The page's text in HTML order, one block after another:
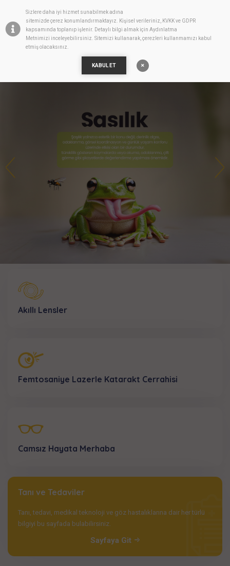
Sizlere daha iyi hizmet sunabilmek adına
sitemizdeçerez konumlandırmaktayız. Kişisel verileriniz, KVKK ve GDPR
kapsamında toplanıp işlenir. Detaylı bilgi almak için Aydınlatma
Metnimizi inceleyebilirsiniz. Sitemizi kullanarak, çerezleri kullanmamızı kabul
etmiş olacaksınız.
KABUL ET
Akıllı Lensler
Femtosaniye Lazerle Katarakt Cerrahisi
Camsız Hayata Merhaba
Tanı ve Tedaviler
Tanı, tedavi, medikal teknoloji ve göz hastalıklarına dair her türlü
bilgiyi bu sayfada bulabilirsiniz.
Sayfaya Git